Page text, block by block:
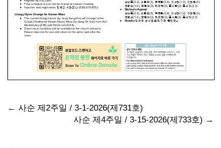
Post
navigation
← 사순 제2주일 / 3-1-2026(제731호)
사순 제4주일 / 3-15-2026(제733호) →